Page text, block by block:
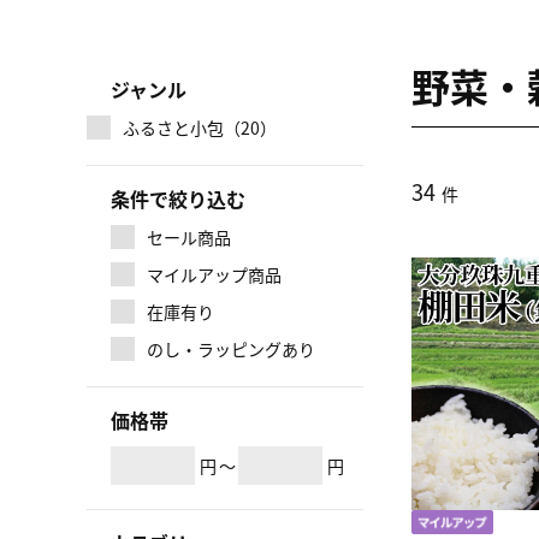
マイルアップ商品
条件で絞り込む
セール商品
在庫有り
のし・ラッピングあり
価格帯
円～ 円
ジャンル
ふるさと小包（20）
野菜
34 件